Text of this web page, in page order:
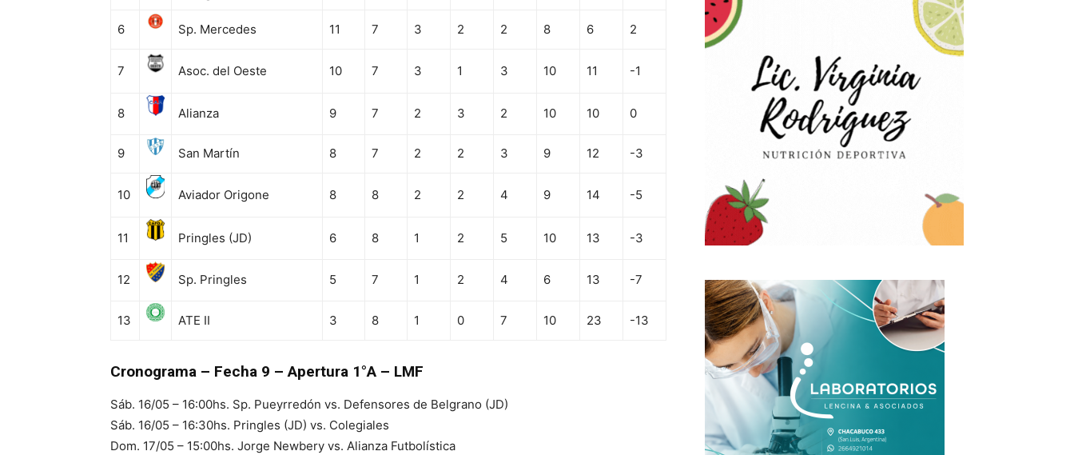
6 Sp. Mercedes 11 7 3 2 2 8 6 2
7 Asoc. del Oeste 10 7 3 1 3 10 11 -1
8 Alianza 9 7 2 3 2 10 10 0
9 San Martín 8 7 2 2 3 9 12 -3
10 Aviador Origone 8 8 2 2 4 9 14 -5
11 Pringles (JD) 6 8 1 2 5 10 13 -3
12 Sp. Pringles 5 7 1 2 4 6 13 -7
13 ATE II 3 8 1 0 7 10 23 -13
Cronograma – Fecha 9 – Apertura 1°A – LMF
Sáb. 16/05 – 16:00hs. Sp. Pueyrredón vs. Defensores de Belgrano (JD)
Sáb. 16/05 – 16:30hs. Pringles (JD) vs. Colegiales
Dom. 17/05 – 15:00hs. Jorge Newbery vs. Alianza Futbolística